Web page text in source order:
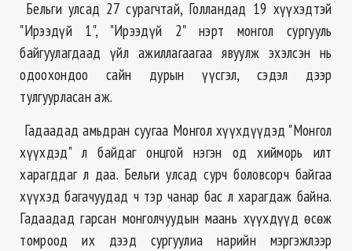
Бельги улсад 27 сурагчтай, Голландад 19 хүүхэдтэй
"Ирээдүй 1", "Ирээдүй 2" нэрт монгол сургууль
байгуулагдаад үйл ажиллагаагаа явуулж эхэлсэн нь
одоохондоо сайн дурын үүсгэл, сэдэл дээр
тулгуурласан аж.
Гадаадад амьдран суугаа Монгол хүүхдүүдэд "Монгол
хүүхдэд" л байдаг онцгой нэгэн од хийморь илт
харагддаг л даа. Бельги улсад сурч боловсорч байгаа
хүүхэд багачуудад ч тэр чанар бас л харагдаж байна.
Гадаадад гарсан монголчуудын маань хүүхдүүд өсөж
томроод их дээд сургуулиа нарийн мэргэжлээр